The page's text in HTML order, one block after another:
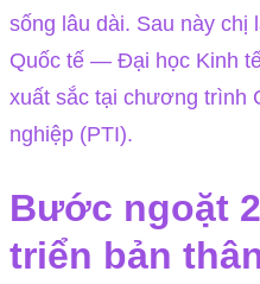
sống lâu dài. Sau này chị
Quốc tế — Đại học Kinh
xuất sắc tại chương trình
nghiệp (PTI).
Bước ngoặt
triển bản